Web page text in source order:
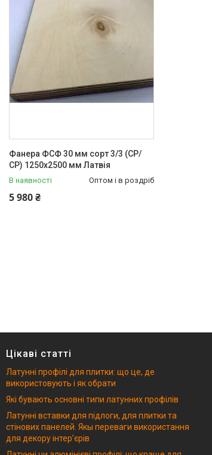
Фанера ФСФ 30 мм сорт 3/3 (СР/
СР) 1250х2500 мм Латвія
В наявності Оптом і в роздріб
5 980 ₴
Цікаві статті
Латунні профілі для плитки: що це, де
використовують і як обрати
Які бувають основні типи латунних профілів
Латунні вставки для підлоги, для плитки та
стінових панелей. Якы переваги використання
для декору інтерʼєрів